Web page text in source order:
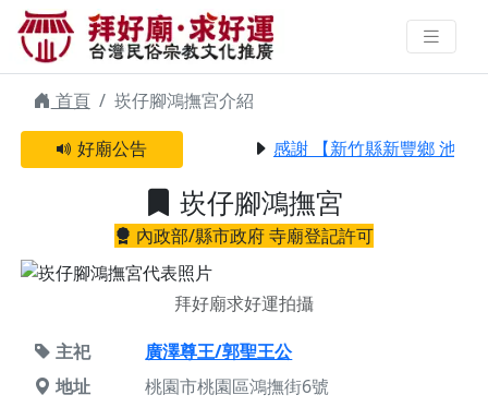
崁仔腳鴻撫宮 | 拜好廟求好運 找到
與您有緣的信仰
首頁
崁仔腳鴻撫宮介紹
好廟公告
感謝 【新竹縣新豐鄉 池和
崁仔腳鴻撫宮
內政部/縣市政府 寺廟登記許可
拜好廟求好運拍攝
主祀
廣澤尊王/郭聖王公
地址
桃園市桃園區鴻撫街6號